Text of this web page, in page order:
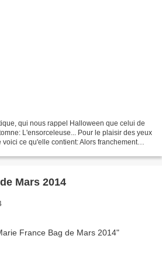
qui nous rappel Halloween que celui de
L'ensorceleuse... Pour le plaisir des yeux
ce qu'elle contient: Alors franchement
Mars 2014